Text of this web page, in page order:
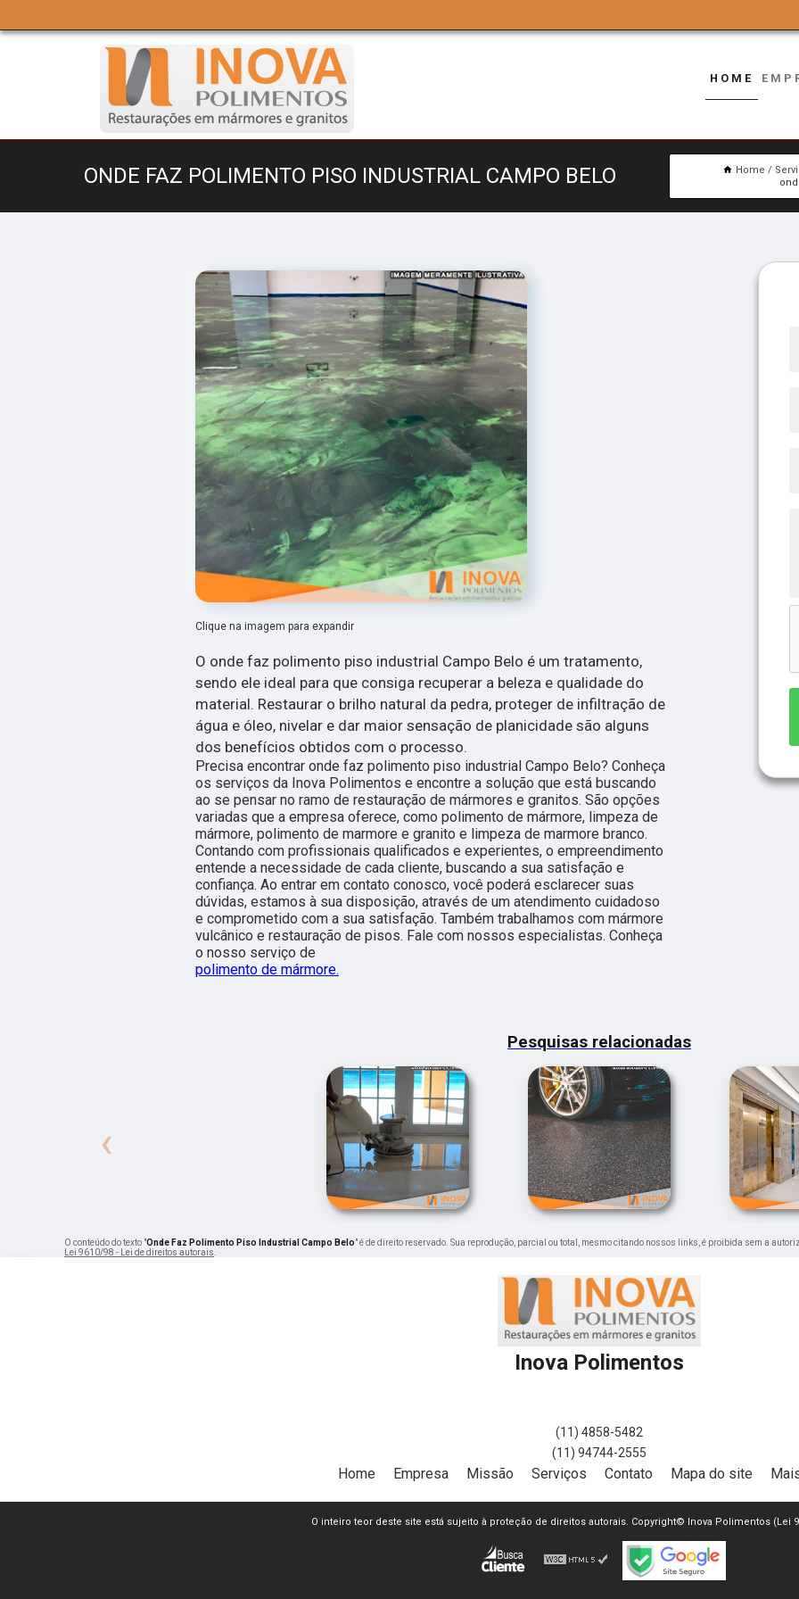
HOME
ONDE FAZ POLIMENTO PISO INDUSTRIAL CAMPO BELO Home
Clique na imagem para expandir
O onde faz polimento piso industrial Campo Belo é um tratamento,
sendo ele ideal para que consiga recuperar a beleza e qualidade do
material. Restaurar o brilho natural da pedra, proteger de infiltração de
água e óleo, nivelar e dar maior sensação de planicidade são alguns
dos benefícios obtidos com o processo.
Precisa encontrar onde faz polimento piso industrial Campo Belo? Conheça
os serviços da Inova Polimentos e encontre a solução que está buscando
ao se pensar no ramo de restauração de mármores e granitos. São opções
variadas que a empresa oferece, como polimento de mármore, limpeza de
mármore, polimento de marmore e granito e limpeza de marmore branco.
Contando com profissionais qualificados e experientes, o empreendimento
entende a necessidade de cada cliente, buscando a sua satisfação e
confiança. Ao entrar em contato conosco, você poderá esclarecer suas
dúvidas, estamos à sua disposição, através de um atendimento cuidadoso
e comprometido com a sua satisfação. Também trabalhamos com mármore
vulcânico e restauração de pisos. Fale com nossos especialistas. Conheça
o nosso serviço de
polimento de mármore.
Pesquisas relacionadas
‹
O conteúdo do texto "Onde Faz Polimento Piso Industrial Campo Belo" é de direito reservado. Sua reprodução, parcial ou total, mesmo citando nossos links, é proibida sem a
Lei 9610/98 - Lei de direitos autorais.
Inova Polimentos
(11) 4858-5482
(11) 94744-2555
Home Empresa Missão Serviços Contato Mapa do site
O inteiro teor deste site está sujeito à proteção de direitos autorais. Copyright© Inova Polimentos (Lei